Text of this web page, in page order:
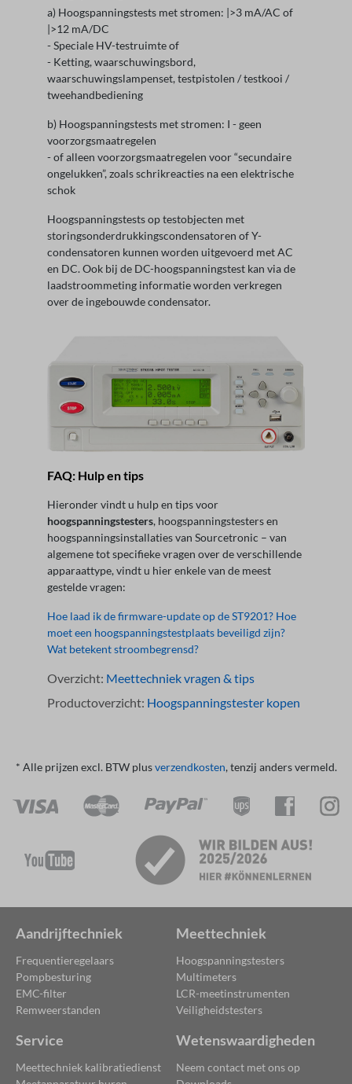
a) Hoogspanningstests met stromen: |>3 mA/AC of
|>12 mA/DC
- Speciale HV-testruimte of
- Ketting, waarschuwingsbord,
waarschuwingslampenset, testpistolen / testkooi /
tweehandbediening
b) Hoogspanningstests met stromen: I - geen
voorzorgsmaatregelen
- of alleen voorzorgsmaatregelen voor “secundaire
ongelukken”, zoals schrikreacties na een elektrische
schok
Hoogspanningstests op testobjecten met
storingsonderdrukkingscondensatoren of Y-
condensatoren kunnen worden uitgevoerd met AC
en DC. Ook bij de DC-hoogspanningstest kan via de
laadstroommeting informatie worden verkregen
over de ingebouwde condensator.
FAQ: Hulp en tips
Hieronder vindt u hulp en tips voor
hoogspanningstesters, hoogspanningstesters en
hoogspanningsinstallaties van Sourcetronic – van
algemene tot specifieke vragen over de verschillende
apparaattype, vindt u hier enkele van de meest
gestelde vragen:
Hoe laad ik de firmware-update op de ST9201? Hoe
moet een hoogspanningstestplaats beveiligd zijn?
Wat betekent stroombegrensd?
Overzicht: Meettechniek vragen & tips
Productoverzicht: Hoogspanningstester kopen
* Alle prijzen excl. BTW plusverzendkosten, tenzij anders vermeld.
Aandrijftechniek
Frequentieregelaars
Pompbesturing
EMC-filter
Remweerstanden
Meettechniek
Hoogspanningstesters
Multimeters
LCR-meetinstrumenten
Veiligheidstesters
Service
Meettechniek kalibratiedienst
Wetenswaardigheden
Neem contact met ons op